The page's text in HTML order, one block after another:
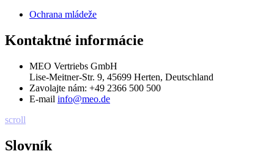
Ochrana mládeže
Kontaktné informácie
MEO Vertriebs GmbH
Lise-Meitner-Str. 9, 45699 Herten, Deutschland
Zavolajte nám: +49 2366 500 500
E-mail info@meo.de
scroll
Slovník